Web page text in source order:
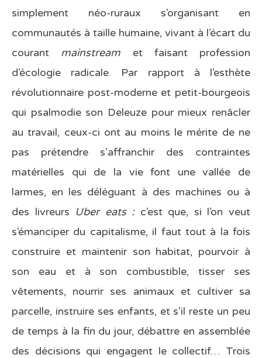
simplement néo-ruraux s’organisant en
communautés à taille humaine, vivant à l’écart du
courant mainstream et faisant profession
d’écologie radicale. Par rapport à l’esthète
révolutionnaire post-moderne et petit-bourgeois
qui psalmodie son Deleuze pour mieux renâcler
au travail, ceux-ci ont au moins le mérite de ne
pas prétendre s’affranchir des contraintes
matérielles qui de la vie font une vallée de
larmes, en les déléguant à des machines ou à
des livreurs Uber eats :c’est que, si l’on veut
s’émanciper du capitalisme, il faut tout à la fois
construire et maintenir son habitat, pourvoir à
son eau et à son combustible, tisser ses
vêtements, nourrir ses animaux et cultiver sa
parcelle, instruire ses enfants, et s’il reste un peu
de temps à la fin du jour, débattre en assemblée
des décisions qui engagent le collectif… Trois